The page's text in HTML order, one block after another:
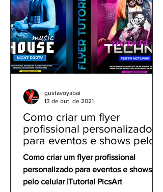
Como criar um flyer
profissional personalizado
para eventos e shows pelo
celular | Tutorial PicsArt
Como criar um flyer profissional
personalizado para eventos e shows
pelo celular |Tutorial PicsArt
gustavoyabai
13 de out. de 2021